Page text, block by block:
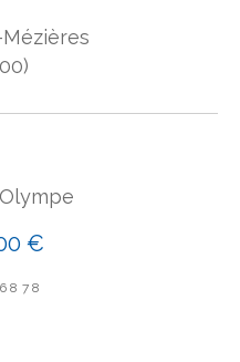
€
NOUVEAUTÉS